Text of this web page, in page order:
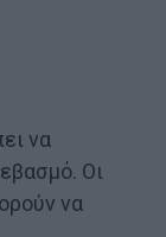
να
Οι
να